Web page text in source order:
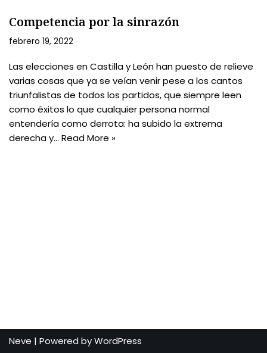
Competencia por la sinrazón
febrero 19, 2022
Las elecciones en Castilla y León han puesto de relieve
varias cosas que ya se veían venir pese a los cantos
triunfalistas de todos los partidos, que siempre leen
como éxitos lo que cualquier persona normal
entendería como derrota: ha subido la extrema
derecha y… Read More »
Neve | Powered byWordPress